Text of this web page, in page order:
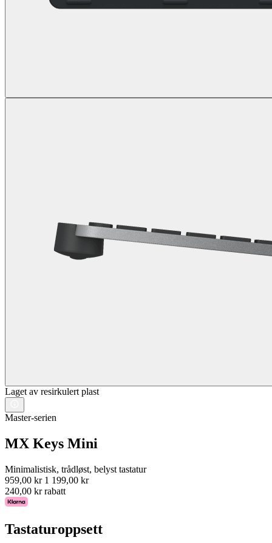
Laget av resirkulert plast
Master-serien
MX Keys Mini
Minimalistisk, trådløst, belyst tastatur
959,00 kr 1 199,00 kr
240,00 kr rabatt
Tastaturoppsett